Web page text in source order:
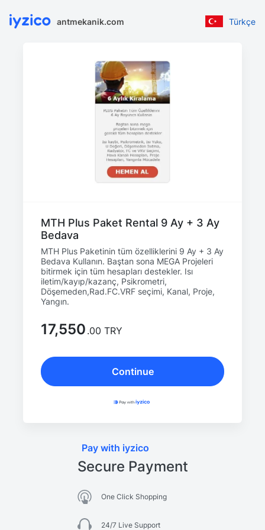
antmekanik.com Türkçe
MTH Plus Paket Rental 9 Ay + 3 Ay
Bedava
MTH Plus Paketinin tüm özelliklerini 9 Ay + 3 Ay
Bedava Kullanın. Baştan sona MEGA Projeleri
bitirmek için tüm hesapları destekler. Isı
iletim/kayıp/kazanç, Psikrometri,
Döşemeden,Rad.FC.VRF seçimi, Kanal, Proje,
Yangın.
17,550 .00 TRY
Continue
Pay with iyzico
Secure Payment
One Click Shopping
24/7 Live Support